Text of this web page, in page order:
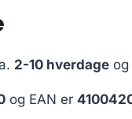
2-10 hverdage og
og EAN er